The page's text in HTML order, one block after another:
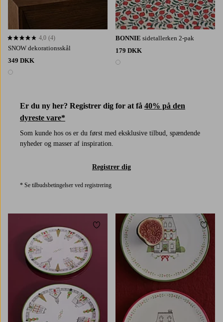
SNOW dekorationsskål
349 DKK
1 farve
4,0 baseret på 4 bedømmelser
4,0 (4)
Er du ny her? Registrer dig for at få 40% på den
dyreste vare*
Som kunde hos os er du først med eksklusive tilbud, spændende
nyheder og masser af inspiration.
Registrer dig
* Se tilbudsbetingelser ved registrering
BONNIE sidetallerken 2-pak
179 DKK
1 farve
Tilføj til favoritter Tilføj